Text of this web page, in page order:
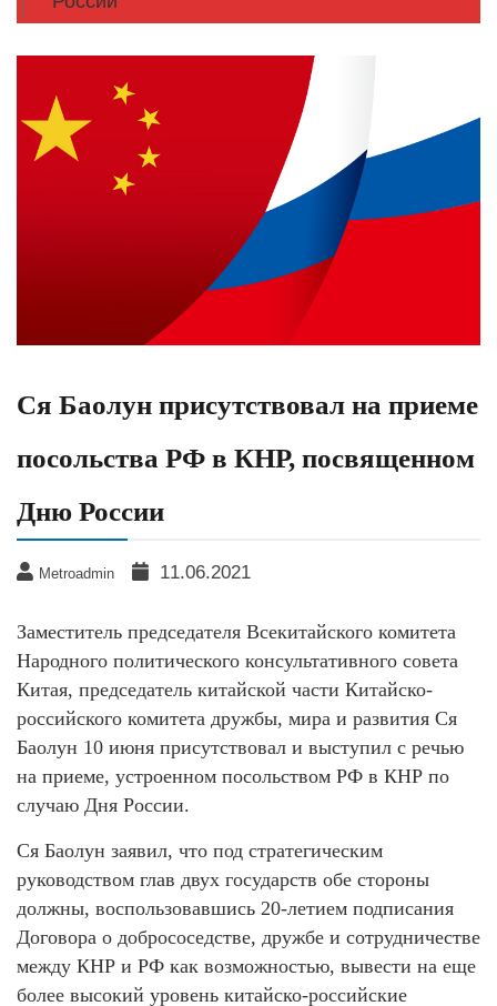
Ся Баолун присутствовал на приеме
посольства РФ в КНР, посвященном
Дню России
Metroadmin 11.06.2021
Заместитель председателя Всекитайского комитета
Народного политического консультативного совета
Китая, председатель китайской части Китайско-
российского комитета дружбы, мира и развития Ся
Баолун 10 июня присутствовал и выступил с речью
на приеме, устроенном посольством РФ в КНР по
случаю Дня России.
Ся Баолун заявил, что под стратегическим
руководством глав двух государств обе стороны
должны, воспользовавшись 20-летием подписания
Договора о добрососедстве, дружбе и сотрудничестве
между КНР и РФ как возможностью, вывести на еще
более высокий уровень китайско-российские